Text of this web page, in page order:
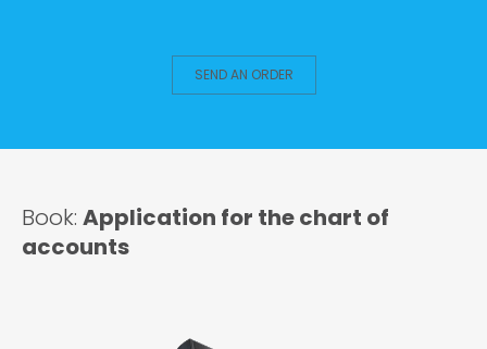
SEND AN ORDER
Book: Application for the chart of
accounts